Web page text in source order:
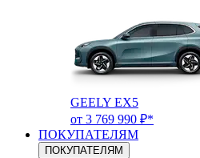
GEELY EX5
от 3 769 990 ₽*
ПОКУПАТЕЛЯМ
ПОКУПАТЕЛЯМ